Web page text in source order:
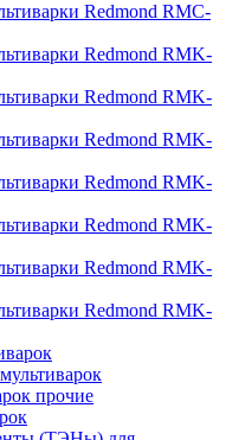
Redmond RMC-
Redmond RMK-
Redmond RMK-
Redmond RMK-
Redmond RMK-
Redmond RMK-
Redmond RMK-
Redmond RMK-
прочие